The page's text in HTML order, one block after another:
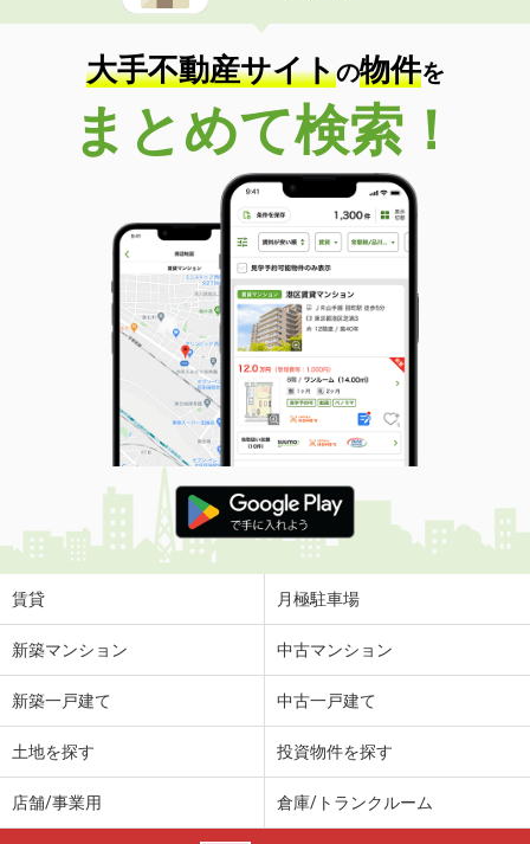
大手不動産サイトの物件を
まとめて検索！
賃貸 月極駐車場
新築マンション 中古マンション
新築一戸建て 中古一戸建て
土地を探す 投資物件を探す
店舗/事業用 倉庫/トランクルーム